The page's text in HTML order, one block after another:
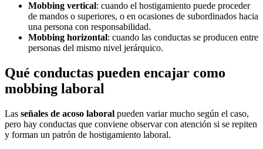
Mobbing vertical: cuando el hostigamiento puede proceder
de mandos o superiores, o en ocasiones de subordinados hacia
una persona con responsabilidad.
Mobbing horizontal: cuando las conductas se producen entre
personas del mismo nivel jerárquico.
Qué conductas pueden encajar como
mobbing laboral
Las señales de acoso laboral pueden variar mucho según el caso,
pero hay conductas que conviene observar con atención si se repiten
y forman un patrón de hostigamiento laboral.